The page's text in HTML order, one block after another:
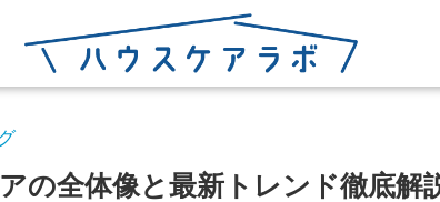
の全体像と最新トレンド徹底解